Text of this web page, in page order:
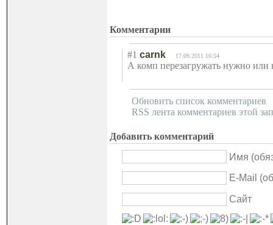
Комментарии
#1 carnk 17.09.2011 16:54
А комп перезагружать нужно или
Обновить список комментариев
RSS лента комментариев этой
Добавить комментарий
Имя
E-Mail
Сайт